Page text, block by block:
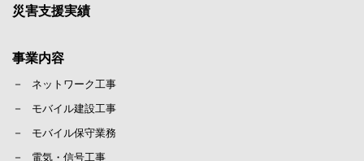
災害支援実績
事業内容
ネットワーク工事
モバイル建設工事
モバイル保守業務
電気・信号工事